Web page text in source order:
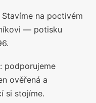
na poctivém
— potisku
podporujeme
ověřená a
si stojíme.